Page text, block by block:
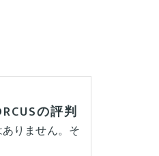
の評判
りません。そ